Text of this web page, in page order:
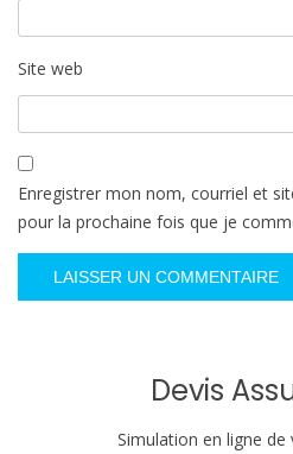
Site web
Enregistrer mon nom, courriel et
pour la prochaine fois que je
Devis
Simulation en ligne de